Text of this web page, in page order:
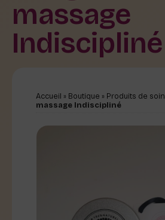
massage
Indiscipliné
Accueil » Boutique » Produits de soin
massage Indiscipliné